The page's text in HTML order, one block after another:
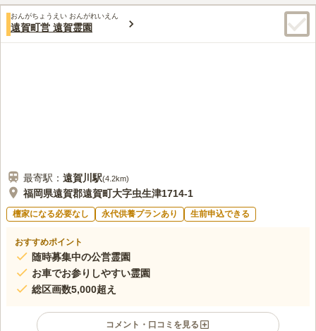
口コミ評価
この霊園はまだ誰からも評価されていません。
おんがちょうえい おんがれいえん
遠賀町営 遠賀霊園
最寄駅： 遠賀川 駅(4.2km)
福岡県遠賀郡遠賀町大字虫生津1714-1
檀家になる必要なし 永代供養プランあり 生前申込できる
おすすめポイント
随時募集中の公営霊園
お車でお参りしやすい霊園
総区画数5,000超え
コメント・口コミを見る